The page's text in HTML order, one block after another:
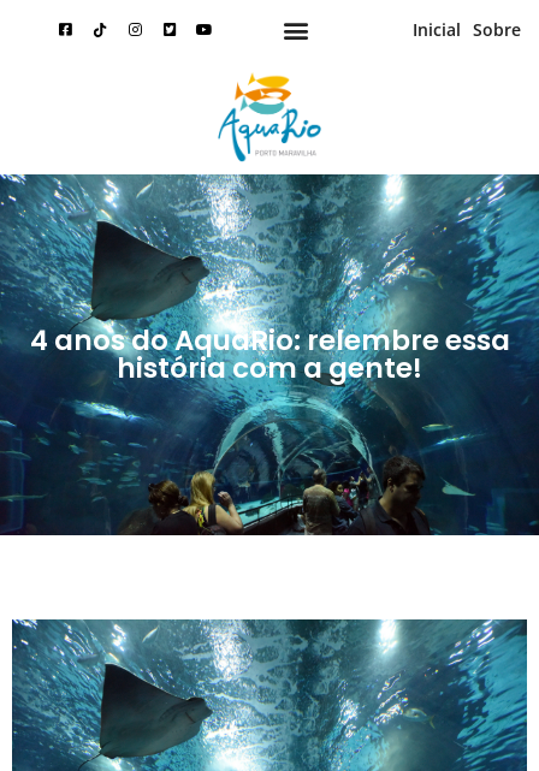
Inicial Sobre
4 anos do AquaRio: relembre essa
história com a gente!